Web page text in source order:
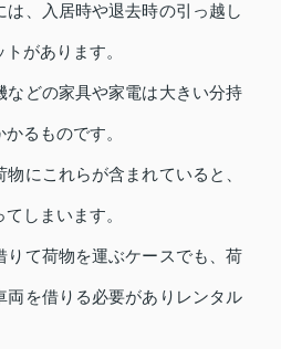
、入居時や退去時の引っ越し
があります。
などの家具や家電は大きい分持
るものです。
にこれらが含まれていると、
しまいます。
りて荷物を運ぶケースでも、荷
両を借りる必要がありレンタル